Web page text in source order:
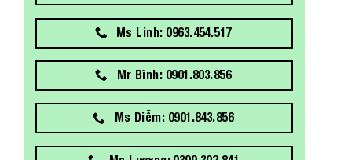
Ms Linh: 0963.454.517
Mr Bình: 0901.803.856
Ms Diễm: 0901.843.856